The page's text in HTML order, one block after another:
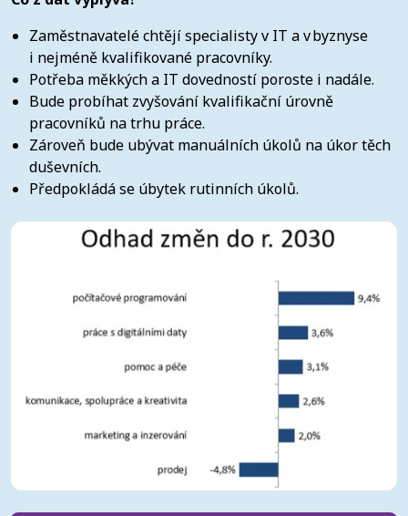
Zaměstnavatelé chtějí specialisty v IT a v byznyse
i nejméně kvalifikované pracovníky.
Potřeba měkkých a IT dovedností poroste i nadále.
Bude probíhat zvyšování kvalifikační úrovně
pracovníků na trhu práce.
Zároveň bude ubývat manuálních úkolů na úkor těch
duševních.
Předpokládá se úbytek rutinních úkolů.